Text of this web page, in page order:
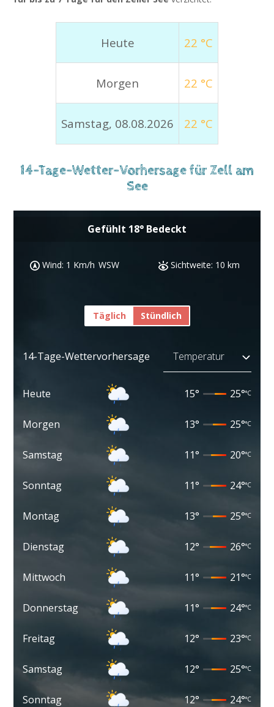
Heute 22 °C
Morgen 22 °C
Samstag, 08.08.2026 22 °C
14-Tage-Wetter-Vorhersage für Zell am
See
Gefühlt 18° Bedeckt
Sichtweite: 10 km Luftfeuchtigkeit:
Täglich Stündlich
14-Tage-Wettervorhersage
Heute 15° 25°°C
Morgen 13° 25°°C
Samstag 11° 20°°C
Sonntag 11° 24°°C
Montag 13° 25°°C
Dienstag 12° 26°°C
Mittwoch 11° 21°°C
Donnerstag 11° 24°°C
Freitag 12° 23°°C
Samstag 12° 25°°C
Sonntag 12° 24°°C